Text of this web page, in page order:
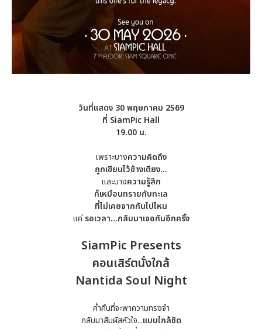
วันที่แสดง 30 พฤษภาคม 2569
ที่ SiamPic Hall
19.00 น.
เพราะบางความคิดถึง
ถูกเขียนไว้ข้างเตียง…
และบางความรู้สึก
ก็เหมือนทรายกับทะเล
ที่ไม่เคยจากกันไปไหน
แค่ รอเวลา...กลับมาเจอกันอีกครั้ง
SiamPic Presents
คอนเสิร์ตนั่งใกล้
Nantida Soul Night
ค่ำคืนที่จะพาความทรงจำ
กลับมาสัมผัสหัวใจ...แบบใกล้ชิด